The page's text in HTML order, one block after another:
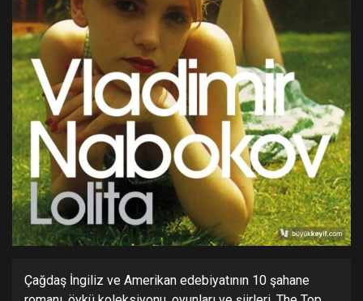
Çağdaş İngiliz ve Amerikan edebiyatının 10 şahane